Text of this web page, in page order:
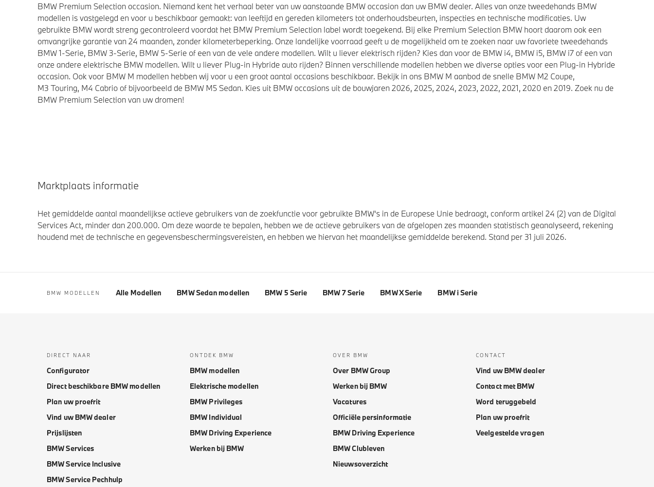
BMW Premium Selection occasion. Niemand kent het verhaal beter van uw aanstaande BMW occasion dan uw BMW dealer. Alles van onze tweedehands BMW
modellen is vastgelegd en voor u beschikbaar gemaakt: van leeftijd en gereden kilometers tot onderhoudsbeurten, inspecties en technische modificaties. Uw
gebruikte BMW wordt streng gecontroleerd voordat het BMW Premium Selection label wordt toegekend. Bij elke Premium Selection BMW hoort daarom ook een
omvangrijke garantie van 24 maanden, zonder kilometerbeperking. Onze landelijke voorraad geeft u de mogelijkheid om te zoeken naar uw favoriete tweedehands
BMW 1-Serie, BMW 3-Serie, BMW 5-Serie of een van de vele andere modellen. Wilt u liever elektrisch rijden? Kies dan voor de BMW i4, BMW i5, BMW i7 of een van
onze andere elektrische BMW modellen. Wilt u liever Plug-in Hybride auto rijden? Binnen verschillende modellen hebben we diverse opties voor een Plug-in Hybride
occasion. Ook voor BMW M modellen hebben wij voor u een groot aantal occasions beschikbaar. Bekijk in ons BMW M aanbod de snelle BMW M2 Coupe,
M3 Touring, M4 Cabrio of bijvoorbeeld de BMW M5 Sedan. Kies uit BMW occasions uit de bouwjaren 2026, 2025, 2024, 2023, 2022, 2021, 2020 en 2019. Zoek nu de
BMW Premium Selection van uw dromen!
Marktplaats informatie
Het gemiddelde aantal maandelijkse actieve gebruikers van de zoekfunctie voor gebruikte BMW's in de Europese Unie bedraagt, conform artikel 24 (2) van de Digital
Services Act, minder dan 200.000. Om deze waarde te bepalen, hebben we de actieve gebruikers van de afgelopen zes maanden statistisch geanalyseerd, rekening
houdend met de technische en gegevensbeschermingsvereisten, en hebben we hiervan het maandelijkse gemiddelde berekend. Stand per 31 juli 2026.
BMW MODELLEN Alle Modellen BMW Sedan modellen BMW 5 Serie BMW 7 Serie BMW X Serie BMW i Serie
DIRECT NAAR
Configurator
Direct beschikbare BMW modellen
Plan uw proefrit
Vind uw BMW dealer
Prijslijsten
BMW Services
BMW Service Inclusive
BMW Service Pechhulp
ONTDEK BMW
BMW modellen
Elektrische modellen
BMW Privileges
BMW Individual
BMW Driving Experience
Werken bij BMW
OVER BMW
Over BMW Group
Werken bij BMW
Vacatures
Officiële persinformatie
BMW Driving Experience
BMW Clubleven
Nieuwsoverzicht
CONTACT
Vind uw BMW dealer
Contact met BMW
Word teruggebeld
Plan uw proefrit
Veelgestelde vragen